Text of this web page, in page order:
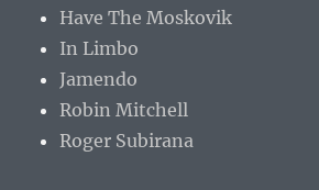
Have The Moskovik
In Limbo
Jamendo
Robin Mitchell
Roger Subirana